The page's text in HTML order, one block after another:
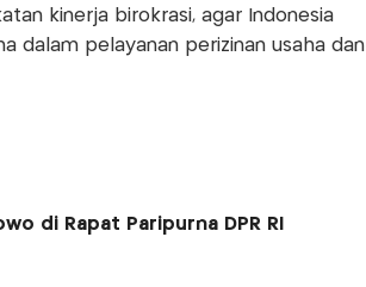
kinerja birokrasi, agar Indonesia
dalam pelayanan perizinan usaha dan
di Rapat Paripurna DPR RI